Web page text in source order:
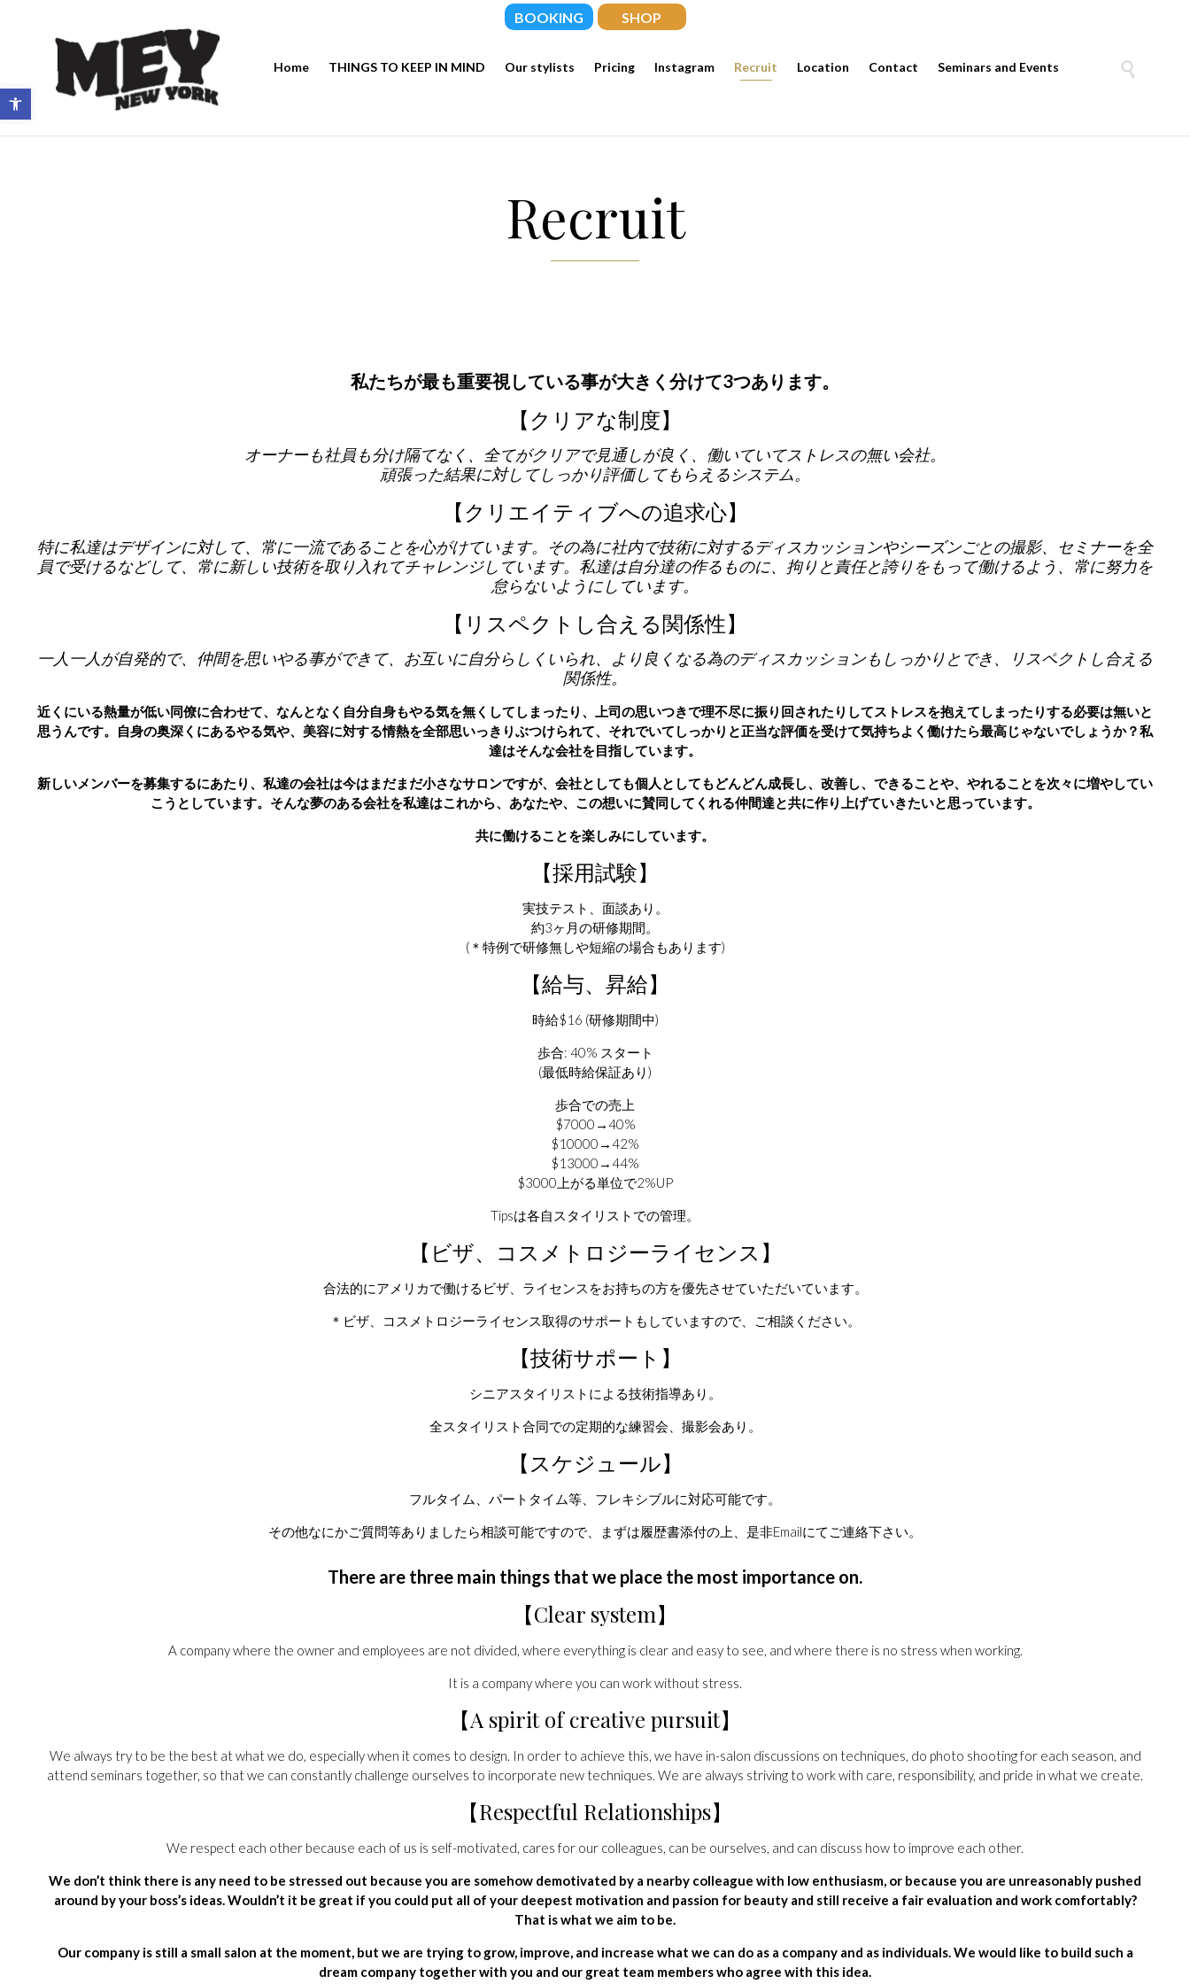
ツールバーを開く
Home THINGS TO KEEP IN MIND Our stylists Pricing Instagram Recruit Location Contact Seminars and Events 
Recruit
私たちが最も重要視している事が大きく分けて3つあります。
【クリアな制度】
オーナーも社員も分け隔てなく、全てがクリアで見通しが良く、働いていてストレスの無い会社。
頑張った結果に対してしっかり評価してもらえるシステム。
【クリエイティブへの追求心】
特に私達はデザインに対して、常に一流であることを心がけています。その為に社内で技術に対するディスカッションやシーズンごとの撮影、セミナーを全
員で受けるなどして、常に新しい技術を取り入れてチャレンジしています。私達は自分達の作るものに、拘りと責任と誇りをもって働けるよう、常に努力を
怠らないようにしています。
【リスペクトし合える関係性】
一人一人が自発的で、仲間を思いやる事ができて、お互いに自分らしくいられ、より良くなる為のディスカッションもしっかりとでき、リスペクトし合える
関係性。
近くにいる熱量が低い同僚に合わせて、なんとなく自分自身もやる気を無くしてしまったり、上司の思いつきで理不尽に振り回されたりしてストレスを抱えてしまったりする必要は無いと
思うんです。自身の奥深くにあるやる気や、美容に対する情熱を全部思いっきりぶつけられて、それでいてしっかりと正当な評価を受けて気持ちよく働けたら最高じゃないでしょうか？私
達はそんな会社を目指しています。
新しいメンバーを募集するにあたり、私達の会社は今はまだまだ小さなサロンですが、会社としても個人としてもどんどん成長し、改善し、できることや、やれることを次々に増やしてい
こうとしています。そんな夢のある会社を私達はこれから、あなたや、この想いに賛同してくれる仲間達と共に作り上げていきたいと思っています。
共に働けることを楽しみにしています。
【採用試験】
実技テスト、面談あり。
約3ヶ月の研修期間。
(＊特例で研修無しや短縮の場合もあります)
【給与、昇給】
時給$16 (研修期間中)
歩合: 40% スタート
(最低時給保証あり)
歩合での売上
$7000→40%
$10000→42%
$13000→44%
$3000上がる単位で2%UP
Tipsは各自スタイリストでの管理。
【ビザ、コスメトロジーライセンス】
合法的にアメリカで働けるビザ、ライセンスをお持ちの方を優先させていただいています。
＊ビザ、コスメトロジーライセンス取得のサポートもしていますので、ご相談ください。
【技術サポート】
シニアスタイリストによる技術指導あり。
全スタイリスト合同での定期的な練習会、撮影会あり。
【スケジュール】
フルタイム、パートタイム等、フレキシブルに対応可能です。
その他なにかご質問等ありましたら相談可能ですので、まずは履歴書添付の上、是非Emailにてご連絡下さい。
There are three main things that we place the most importance on.
【Clear system】
A company where the owner and employees are not divided, where everything is clear and easy to see, and where there is no stress when working.
It is a company where you can work without stress.
【A spirit of creative pursuit】
We always try to be the best at what we do, especially when it comes to design. In order to achieve this, we have in-salon discussions on techniques, do photo shooting for each season, and
attend seminars together, so that we can constantly challenge ourselves to incorporate new techniques. We are always striving to work with care, responsibility, and pride in what we create.
【Respectful Relationships】
We respect each other because each of us is self-motivated, cares for our colleagues, can be ourselves, and can discuss how to improve each other.
We don’t think there is any need to be stressed out because you are somehow demotivated by a nearby colleague with low enthusiasm, or because you are unreasonably pushed
around by your boss’s ideas. Wouldn’t it be great if you could put all of your deepest motivation and passion for beauty and still receive a fair evaluation and work comfortably?
That is what we aim to be.
Our company is still a small salon at the moment, but we are trying to grow, improve, and increase what we can do as a company and as individuals. We would like to build such a
dream company together with you and our great team members who agree with this idea.
BOOKING SHOP